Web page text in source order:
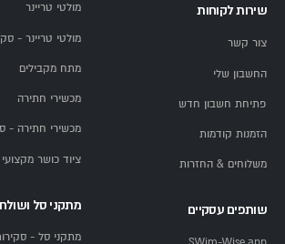
שירות לקוחות
צור קשר
החשבון שלי
פתיחת חשבון חדש
הזמנות קודמות
משלוחים & החזרות
שותפים עסקיים
מולטי טריינר
מולטי טריינר -
מתח מקבילים
מכשירי חתירה
מכשירי חתירה -
ציוד כושר
מתקני סל
מתקני סל -